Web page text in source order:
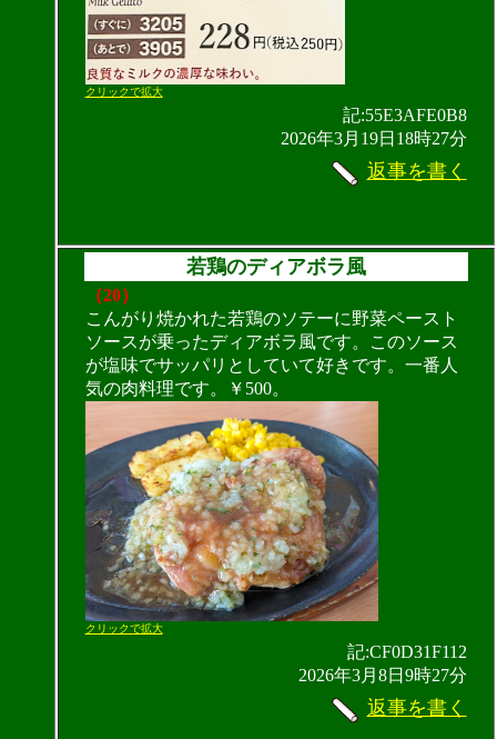
クリックで拡大
記:55E3AFE0B8
2026年3月19日18時27分
返事を書く
若鶏のディアボラ風
（20）
こんがり焼かれた若鶏のソテーに野菜ペースト
ソースが乗ったディアボラ風です。このソース
が塩味でサッパリとしていて好きです。一番人
気の肉料理です。￥500。
クリックで拡大
記:CF0D31F112
2026年3月8日9時27分
返事を書く